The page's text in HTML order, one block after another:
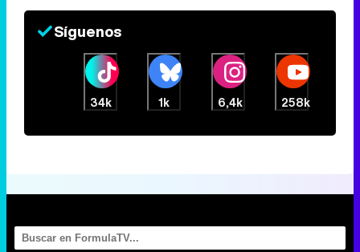
Síguenos
34k 1k 6,4k 258k